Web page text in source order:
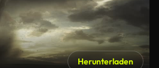
Herunterladen